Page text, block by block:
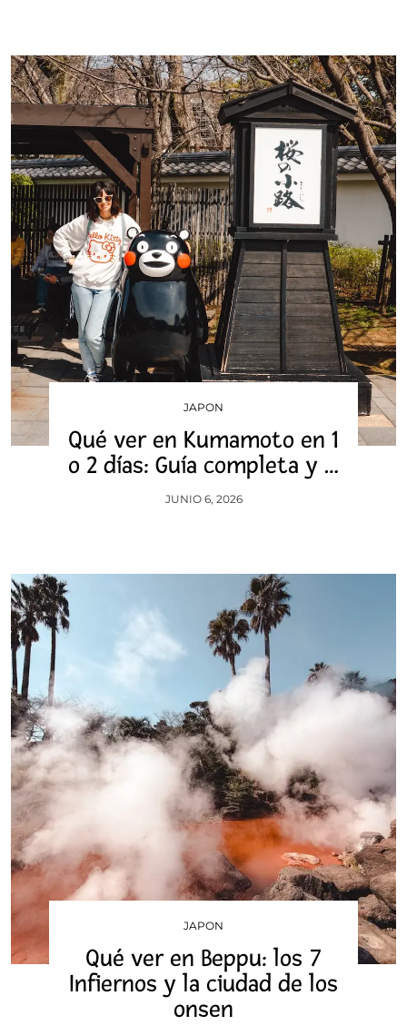
JAPON
Qué ver en Kumamoto en 1
o 2 días: Guía completa y …
JUNIO 6, 2026
JAPON
Qué ver en Beppu: los 7
Infiernos y la ciudad de los
onsen